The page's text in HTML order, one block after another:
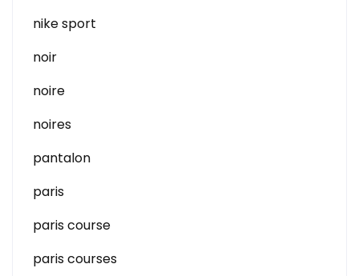
nike sport
noir
noire
noires
pantalon
paris
paris course
paris courses